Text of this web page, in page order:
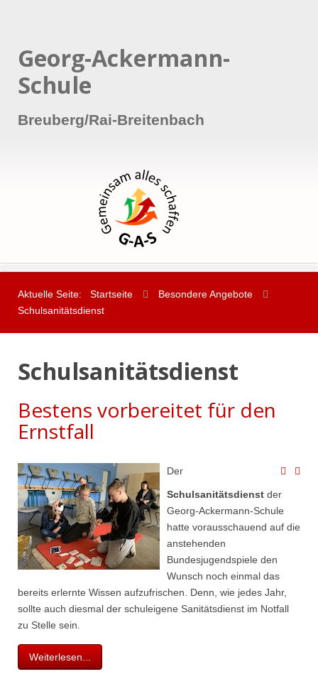
Georg-Ackermann-
Schule
Breuberg/Rai-Breitenbach
Aktuelle Seite: Startseite
Besondere Angebote
Schulsanitätsdienst
Schulsanitätsdienst
Bestens vorbereitet für den
Ernstfall
Der
Schulsanitätsdienst der
Georg-Ackermann-Schule
hatte vorausschauend auf die
anstehenden
Bundesjugendspiele den
Wunsch noch einmal das
bereits erlernte Wissen aufzufrischen. Denn, wie jedes Jahr,
sollte auch diesmal der schuleigene Sanitätsdienst im Notfall
zu Stelle sein.
Weiterlesen...